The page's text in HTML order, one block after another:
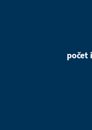
počet